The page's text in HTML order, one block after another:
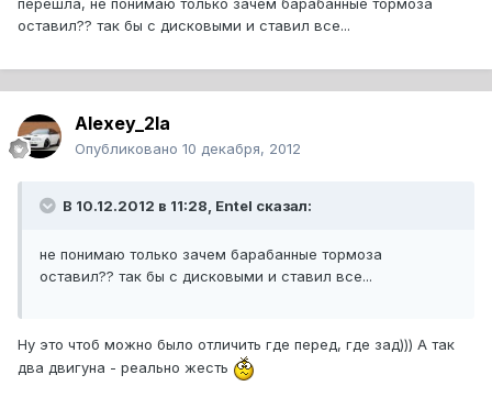
перешла, не понимаю только зачем барабанные тормоза
оставил?? так бы с дисковыми и ставил все...
Alexey_2la
Опубликовано 10 декабря, 2012
В 10.12.2012 в 11:28, Entel сказал:
не понимаю только зачем барабанные тормоза
оставил?? так бы с дисковыми и ставил все...
Ну это чтоб можно было отличить где перед, где зад))) А так
два двигуна - реально жесть